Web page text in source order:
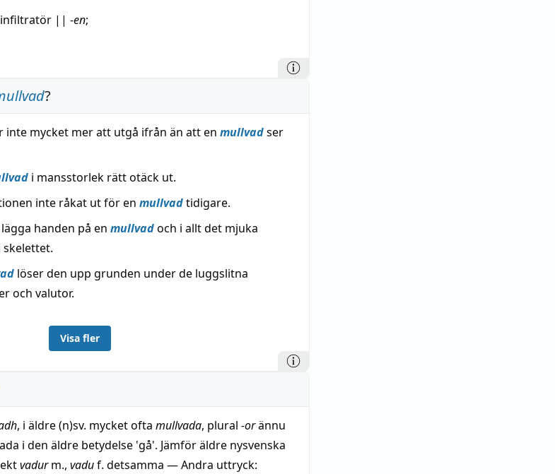
infiltratör || -en;
?
inte mycket mer att utgå ifrån än att en mullvadser
i mansstorlek rätt otäck ut.
inte råkat ut för en mullvadtidigare.
handen på en mullvadoch i allt det mjuka
löser den upp grunden under de luggslitna
och valutor.
Visa fler
, i äldre (n)sv. mycket ofta mullvada, plural -orännu
i den äldre betydelse 'gå'. Jämför äldre nysvenska
vadurm., vaduf. detsamma — Andra uttryck: